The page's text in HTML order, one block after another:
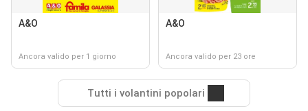
A&O
Ancora valido per 1 giorno
A&O
Ancora valido per 23 ore
Tutti i volantini popolari